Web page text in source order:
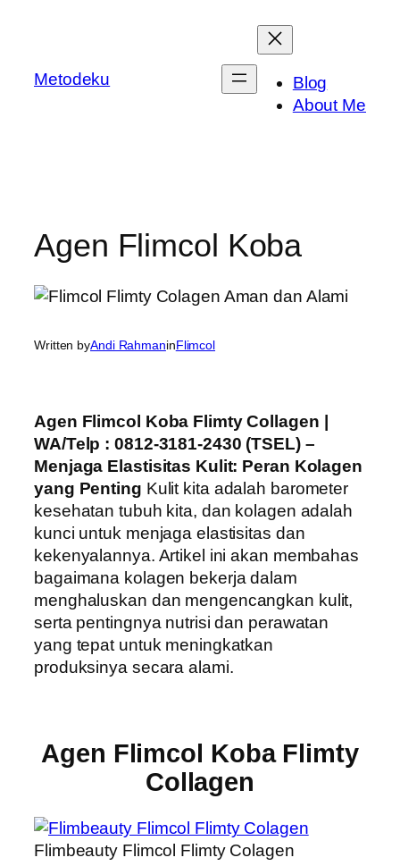
Metodeku
Blog
About Me
Agen Flimcol Koba
Written byAndi RahmaninFlimcol
Agen Flimcol Koba Flimty Collagen |
WA/Telp : 0812-3181-2430 (TSEL) –
Menjaga Elastisitas Kulit: Peran Kolagen
yang Penting Kulit kita adalah barometer
kesehatan tubuh kita, dan kolagen adalah
kunci untuk menjaga elastisitas dan
kekenyalannya. Artikel ini akan membahas
bagaimana kolagen bekerja dalam
menghaluskan dan mengencangkan kulit,
serta pentingnya nutrisi dan perawatan
yang tepat untuk meningkatkan
produksinya secara alami.
Agen Flimcol Koba Flimty
Collagen
Flimbeauty Flimcol Flimty Colagen